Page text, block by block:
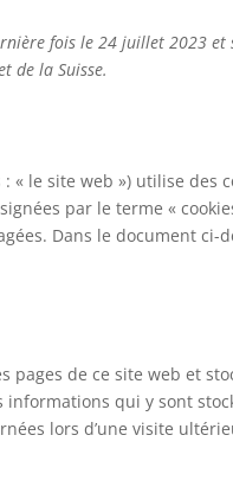
fois le 24 juillet 2023 et
de la Suisse.
: « le site web ») utilise des
par le terme «
Dans le document ci-
pages de ce site web et
qui y sont
lors d’une visite